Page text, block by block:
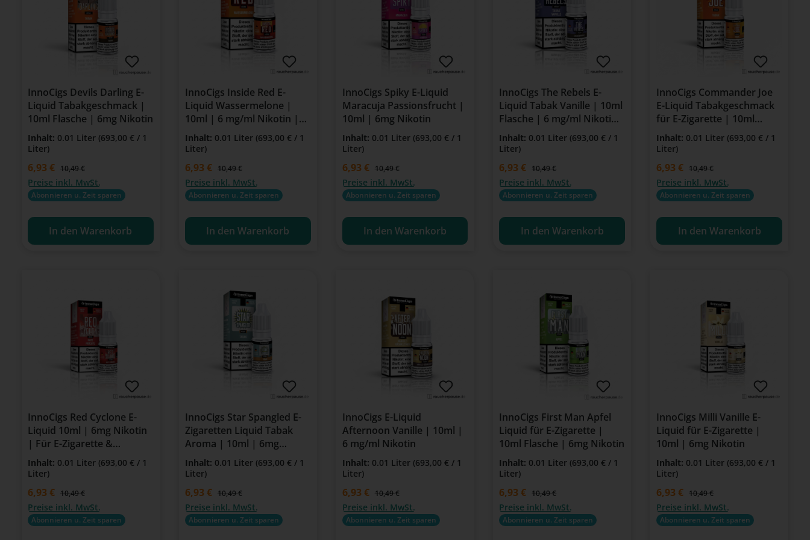
InnoCigs Devils Darling E-
Liquid Tabakgeschmack |
10ml Flasche | 6mg Nikotin
Inhalt: 0.01 Liter (693,00 € / 1
Liter)
Verkaufspreis:
6,93 € Regulärer Preis:
10,49 €
Preise inkl. MwSt.
Abonnieren u. Zeit sparen
In den Warenkorb
InnoCigs Inside Red E-
Liquid Wassermelone |
10ml | 6 mg/ml Nikotin |
Für E-Zigaretten
Inhalt: 0.01 Liter (693,00 € / 1
Liter)
Verkaufspreis:
6,93 € Regulärer Preis:
10,49 €
Preise inkl. MwSt.
Abonnieren u. Zeit sparen
In den Warenkorb
InnoCigs Spiky E-Liquid
Maracuja Passionsfrucht |
10ml | 6mg Nikotin
Inhalt: 0.01 Liter (693,00 € / 1
Liter)
Verkaufspreis:
6,93 € Regulärer Preis:
10,49 €
Preise inkl. MwSt.
Abonnieren u. Zeit sparen
In den Warenkorb
InnoCigs The Rebels E-
Liquid Tabak Vanille | 10ml
Flasche | 6 mg/ml Nikotin
| Für E-Zigarette &
Clearomizer
Inhalt: 0.01 Liter (693,00 € / 1
Liter)
Verkaufspreis:
6,93 € Regulärer Preis:
10,49 €
Preise inkl. MwSt.
Abonnieren u. Zeit sparen
In den Warenkorb
InnoCigs Commander Joe
E-Liquid Tabakgeschmack
für E-Zigarette | 10ml
Flasche | 6 mg/ml Nikotin
Inhalt: 0.01 Liter (693,00 € / 1
Liter)
Verkaufspreis:
6,93 € Regulärer Preis:
10,49 €
Preise inkl. MwSt.
Abonnieren u. Zeit sparen
In den Warenkorb
InnoCigs Red Cyclone E-
Liquid 10ml | 6mg Nikotin
| Für E-Zigarette &
Clearomizer
Inhalt: 0.01 Liter (693,00 € / 1
Liter)
Verkaufspreis:
6,93 € Regulärer Preis:
10,49 €
Preise inkl. MwSt.
Abonnieren u. Zeit sparen
InnoCigs Star Spangled E-
Zigaretten Liquid Tabak
Aroma | 10ml | 6mg
Nikotin
Inhalt: 0.01 Liter (693,00 € / 1
Liter)
Verkaufspreis:
6,93 € Regulärer Preis:
10,49 €
Preise inkl. MwSt.
Abonnieren u. Zeit sparen
InnoCigs E-Liquid
Afternoon Vanille | 10ml |
6 mg/ml Nikotin
Inhalt: 0.01 Liter (693,00 € / 1
Liter)
Verkaufspreis:
6,93 € Regulärer Preis:
10,49 €
Preise inkl. MwSt.
Abonnieren u. Zeit sparen
InnoCigs First Man Apfel
Liquid für E-Zigarette |
10ml Flasche | 6mg Nikotin
Inhalt: 0.01 Liter (693,00 € / 1
Liter)
Verkaufspreis:
6,93 € Regulärer Preis:
10,49 €
Preise inkl. MwSt.
Abonnieren u. Zeit sparen
InnoCigs Milli Vanille E-
Liquid für E-Zigarette |
10ml | 6mg Nikotin
Inhalt: 0.01 Liter (693,00 € / 1
Liter)
Verkaufspreis:
6,93 € Regulärer Preis:
10,49 €
Preise inkl. MwSt.
Abonnieren u. Zeit sparen